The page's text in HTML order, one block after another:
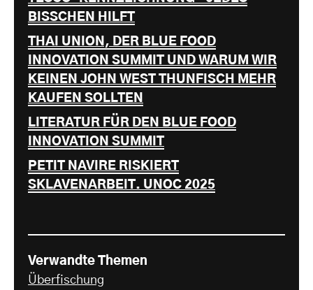
BISSCHEN HILFT
THAI UNION, DER BLUE FOOD
INNOVATION SUMMIT UND WARUM WIR
KEINEN JOHN WEST THUNFISCH MEHR
KAUFEN SOLLTEN
LITERATUR FÜR DEN BLUE FOOD
INNOVATION SUMMIT
PETIT NAVIRE RISKIERT
SKLAVENARBEIT. UNOC 2025
Verwandte Themen
Überfischung